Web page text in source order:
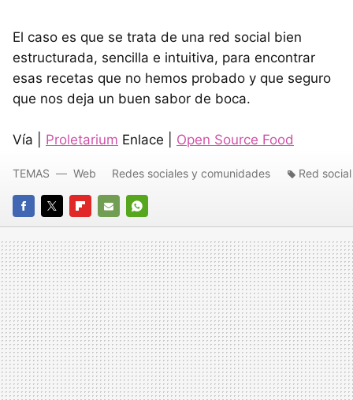
El caso es que se trata de una red social bien
estructurada, sencilla e intuitiva, para encontrar
esas recetas que no hemos probado y que seguro
que nos deja un buen sabor de boca.
Vía | Proletarium Enlace | Open Source Food
FACEBOOK
TWITTERFLIPBOARD
E-
MAIL
WHATSAPP
TEMAS Web Redes sociales y comunidades Red social